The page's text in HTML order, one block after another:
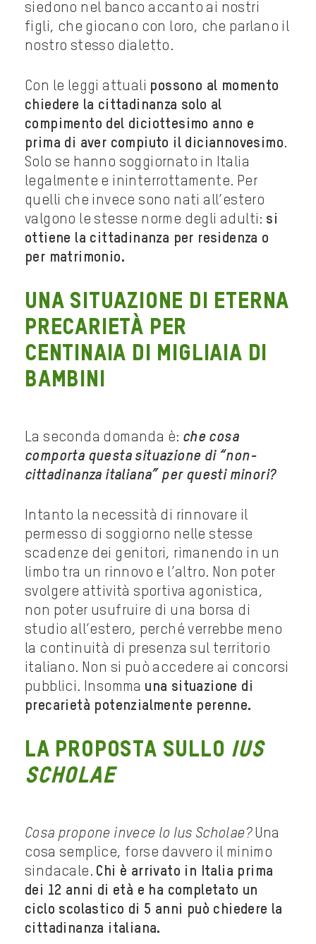
siedono nel banco accanto ai nostri
figli, che giocano con loro, che parlano il
nostro stesso dialetto.
Con le leggi attuali possono al momento
chiedere la cittadinanza solo al
compimento del diciottesimo anno e
prima di aver compiuto il diciannovesimo.
Solo se hanno soggiornato in Italia
legalmente e ininterrottamente. Per
quelli che invece sono nati all’estero
valgono le stesse norme degli adulti: si
ottiene la cittadinanza per residenza o
per matrimonio.
Una situazione di eterna
precarietà per
centinaia di migliaia di
bambini
La seconda domanda è: che cosa
comporta questa situazione di “non-
cittadinanza italiana” per questi minori?
Intanto la necessità di rinnovare il
permesso di soggiorno nelle stesse
scadenze dei genitori, rimanendo in un
limbo tra un rinnovo e l’altro. Non poter
svolgere attività sportiva agonistica,
non poter usufruire di una borsa di
studio all’estero, perché verrebbe meno
la continuità di presenza sul territorio
italiano. Non si può accedere ai concorsi
pubblici. Insomma una situazione di
precarietà potenzialmente perenne.
La proposta sullo Ius
Scholae
Cosa propone invece lo Ius Scholae?Una
cosa semplice, forse davvero il minimo
sindacale. Chi è arrivato in Italia prima
dei 12 anni di età e ha completato un
ciclo scolastico di 5 anni può chiedere la
cittadinanza italiana.